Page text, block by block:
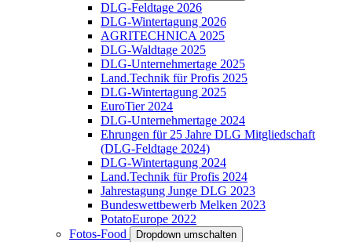
DLG-Feldtage 2026
DLG-Wintertagung 2026
AGRITECHNICA 2025
DLG-Waldtage 2025
DLG-Unternehmertage 2025
Land.Technik für Profis 2025
DLG-Wintertagung 2025
EuroTier 2024
DLG-Unternehmertage 2024
Ehrungen für 25 Jahre DLG Mitgliedschaft
(DLG-Feldtage 2024)
DLG-Wintertagung 2024
Land.Technik für Profis 2024
Jahrestagung Junge DLG 2023
Bundeswettbewerb Melken 2023
PotatoEurope 2022
Fotos-Food
Dropdown umschalten